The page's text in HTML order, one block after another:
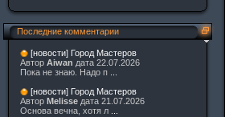
Последние комментарии
[новости] Город Мастеров
Автор Aiwan дата 22.07.2026
Пока не знаю. Надо п
[новости] Город Мастеров
Автор Melisse дата 21.07.2026
Основа вечна, хотя л